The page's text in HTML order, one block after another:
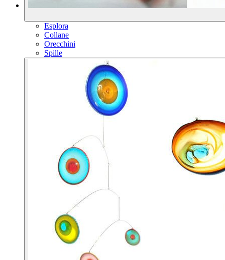
Esplora
Collane
Orecchini
Spille